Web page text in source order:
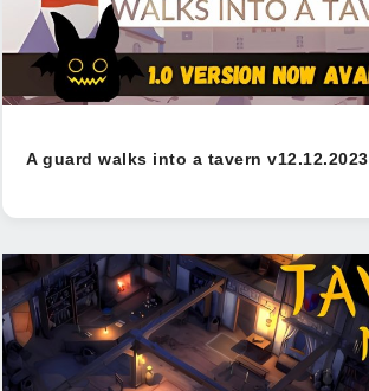
A guard walks into a tavern v12.12.2023